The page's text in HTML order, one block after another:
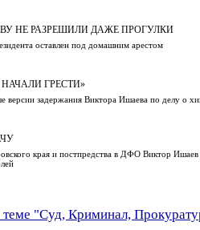
НЕ РАЗРЕШИЛИ ДАЖЕ ПРОГУЛКИ
оставлен под домашним арестом
ГРЕСТИ»
версии задержания Виктора Ишаева по делу о
края и постпредства в ДФО Виктор
теме "Суд, Криминал,